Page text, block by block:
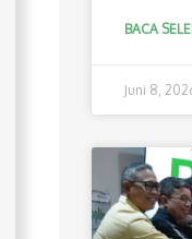
BACA
Juni 8,